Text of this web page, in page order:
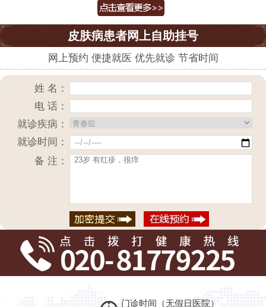
皮肤病患者网上自助挂号
网上预约 便捷就医 优先就诊 节省时间
姓 名：
电 话：
就诊疾病：
就诊时间：
备 注：
门诊时间（无假日医院）